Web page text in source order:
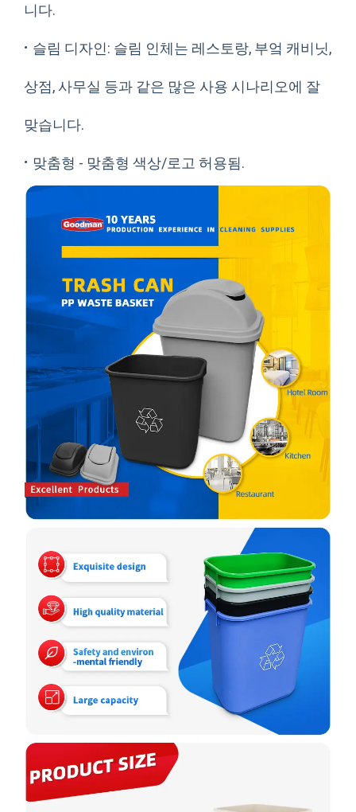
니다.
· 슬림 디자인: 슬림 인체는 레스토랑, 부엌 캐비닛,
상점, 사무실 등과 같은 많은 사용 시나리오에 잘
맞습니다.
· 맞춤형 - 맞춤형 색상/로고 허용됨.